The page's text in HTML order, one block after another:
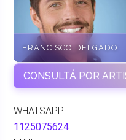
FRANCISCO DELGADO
CONSULTÁ POR
WHATSAPP:
1125075624